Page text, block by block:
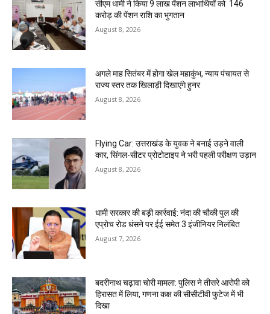
सीएम धामी ने किया 9 लाख पेंशन लाभार्थियों को ₹ 146
करोड़ की पेंशन राशि का भुगतान
August 8, 2026
अगले माह सितंबर में होगा खेल महाकुंभ, न्याय पंचायत से
राज्य स्तर तक खिलाड़ी दिखाएंगे हुनर
August 8, 2026
Flying Car: उत्तराखंड के युवक ने बनाई उड़ने वाली
कार, सिंगल-सीटर प्रोटोटाइप ने भरी पहली परीक्षण उड़ान
August 8, 2026
धामी सरकार की बड़ी कार्रवाई: नंदा की चौकी पुल की
एप्राेच रोड धंसने पर ईई समेत 3 इंजीनियर निलंबित
August 7, 2026
बदरीनाथ चढ़ावा चोरी मामला: पुलिस ने तीसरे आरोपी को
हिरासत में लिया, गणना कक्ष की सीसीटीवी फुटेज में भी
दिखा